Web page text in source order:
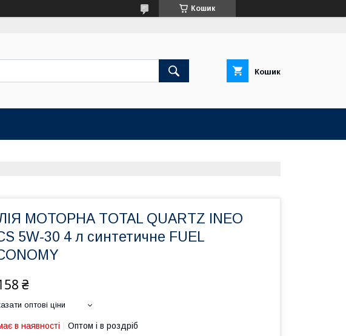
Кошик
Кошик
МОТОРНА TOTAL QUARTZ INEO
5W-30 4 л синтетичне FUEL
₴
оптові ціни
в наявності Оптом і в роздріб